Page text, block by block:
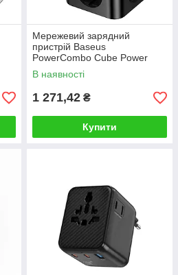
Мережевий зарядний
пристрій Baseus
PowerCombo Cube Power
Strip 3AC+2U+2C 30W 1.5m
EU Cluster Black
В наявності
1 271,42 ₴
Купити